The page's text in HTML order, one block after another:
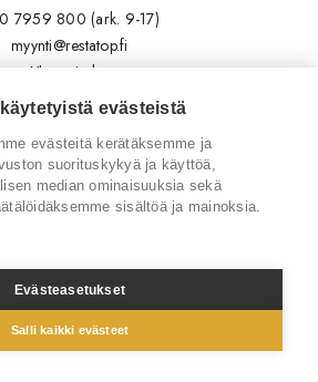
7959 800 (ark. 9-17)
myynti@restatop.fi
Yhteystiedot
Lähetä viesti
Seuraa meitä
Tilaa uutiskirje
Facebook
© 2026 Restatop Oy
evästeistä
evästeitä kerätäksemme ja
suorituskykyä ja käyttöä,
median ominaisuuksia sekä
sisältöä ja mainoksia.
Evästeasetukset
Salli kaikki evästeet